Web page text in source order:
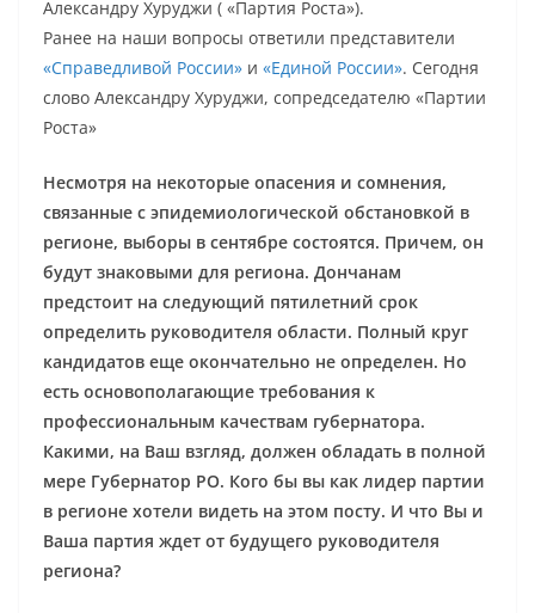
Александру Хуруджи ( «Партия Роста»).
Ранее на наши вопросы ответили представители
«Справедливой России» и «Единой России». Сегодня
слово Александру Хуруджи, сопредседателю «Партии
Роста»
Несмотря на некоторые опасения и сомнения,
связанные с эпидемиологической обстановкой в
регионе, выборы в сентябре состоятся. Причем, он
будут знаковыми для региона. Дончанам
предстоит на следующий пятилетний срок
определить руководителя области. Полный круг
кандидатов еще окончательно не определен. Но
есть основополагающие требования к
профессиональным качествам губернатора.
Какими, на Ваш взгляд, должен обладать в полной
мере Губернатор РО. Кого бы вы как лидер партии
в регионе хотели видеть на этом посту. И что Вы и
Ваша партия ждет от будущего руководителя
региона?